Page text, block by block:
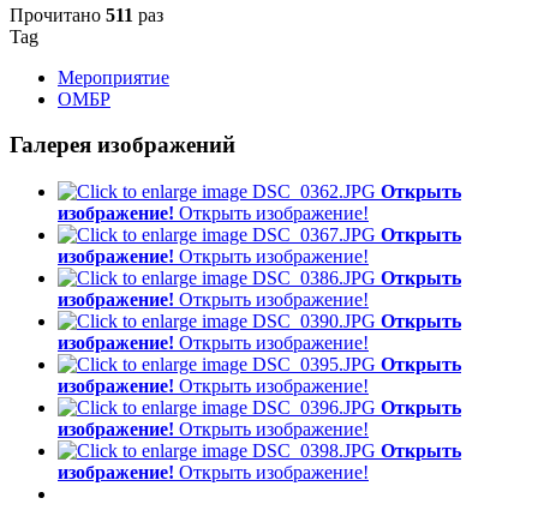
Прочитано 511 раз
Tag
Мероприятие
ОМБР
Галерея изображений
Открыть
изображение! Открыть изображение!
Открыть
изображение! Открыть изображение!
Открыть
изображение! Открыть изображение!
Открыть
изображение! Открыть изображение!
Открыть
изображение! Открыть изображение!
Открыть
изображение! Открыть изображение!
Открыть
изображение! Открыть изображение!